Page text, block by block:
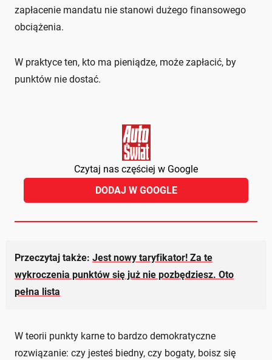
zapłacenie mandatu nie stanowi dużego finansowego
obciążenia.
W praktyce ten, kto ma pieniądze, może zapłacić, by
punktów nie dostać.
Czytaj nas częściej w Google
DODAJ W GOOGLE
Przeczytaj także: Jest nowy taryfikator! Za te
wykroczenia punktów się już nie pozbędziesz. Oto
pełna lista
W teorii punkty karne to bardzo demokratyczne
rozwiązanie: czy jesteś biedny, czy bogaty, boisz się